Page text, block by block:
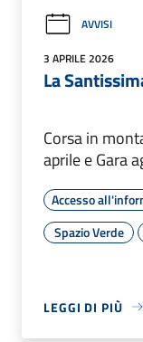
AVVISI
3 APRILE 2026
La
Corsa in
aprile e Gara
Accesso
Spazio Verde
LEGGI DI PIÙ